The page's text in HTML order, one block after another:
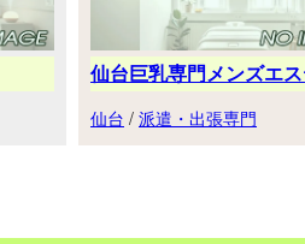
仙台巨乳専門メンズエ
仙台 / 派遣・出張専門